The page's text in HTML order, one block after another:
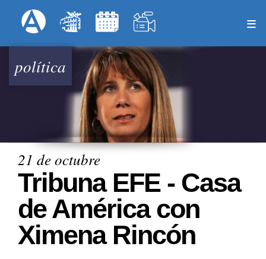
al
principal
Menú Superior
política
21 de octubre
Tribuna EFE - Casa
de América con
Ximena Rincón